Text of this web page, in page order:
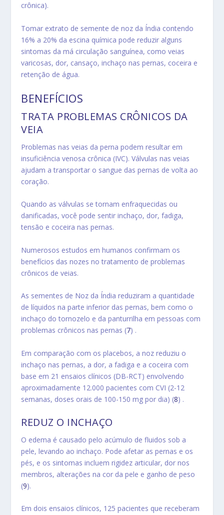
crônica).
Tomar extrato de semente de noz da Índia contendo
16% a 20% da escina química pode reduzir alguns
sintomas da má circulação sanguínea, como veias
varicosas, dor, cansaço, inchaço nas pernas, coceira e
retenção de água.
BENEFÍCIOS
TRATA PROBLEMAS CRÔNICOS DA
VEIA
Problemas nas veias da perna podem resultar em
insuficiência venosa crônica (IVC). Válvulas nas veias
ajudam a transportar o sangue das pernas de volta ao
coração.
Quando as válvulas se tornam enfraquecidas ou
danificadas, você pode sentir inchaço, dor, fadiga,
tensão e coceira nas pernas.
Numerosos estudos em humanos confirmam os
benefícios das nozes no tratamento de problemas
crônicos de veias.
As sementes de Noz da Índia reduziram a quantidade
de líquidos na parte inferior das pernas,bem como o
inchaço do tornozelo e da panturrilha em pessoas com
problemas crônicos nas pernas (7) .
Em comparação com os placebos, a noz reduziu o
inchaço nas pernas, a dor, a fadiga e a coceira com
base em 21 ensaios clínicos (DB-RCT) envolvendo
aproximadamente 12.000 pacientes com CVI (2-12
semanas, doses orais de 100-150 mg por dia) (8) .
REDUZ O INCHAÇO
O edema é causado pelo acúmulo de fluidos sob a
pele, levando ao inchaço. Pode afetar as pernas e os
pés, e os sintomas incluem rigidez articular, dor nos
membros, alterações na cor da pele e ganho de peso
(9).
Em dois ensaios clínicos, 125 pacientes que receberam